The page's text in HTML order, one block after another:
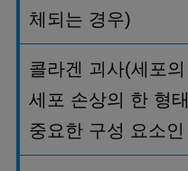
체되는 경우)
콜라겐 괴사(세포
세포 손상의 한 형태
중요한 구성 요소